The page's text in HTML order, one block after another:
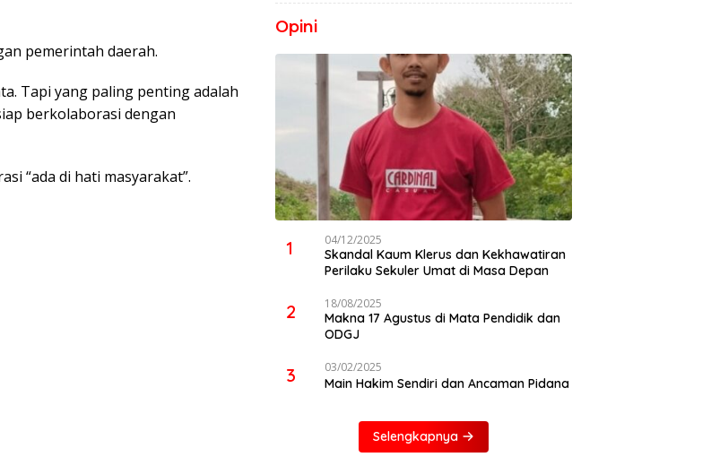
pemerintah daerah.
Tapi yang paling penting adalah
berkolaborasi dengan
“ada di hati masyarakat”.
Opini
1 04/12/2025
Skandal Kaum Klerus dan Kekhawatiran
Perilaku Sekuler Umat di Masa Depan
2 18/08/2025
Makna 17 Agustus di Mata Pendidik dan
ODGJ
3 03/02/2025
Main Hakim Sendiri dan Ancaman Pidana
Selengkapnya